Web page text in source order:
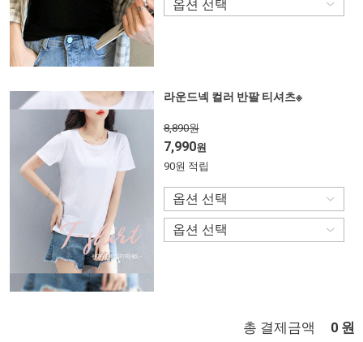
라운드넥 컬러 반팔 티셔츠※
8,890원
7,990원
90원 적립
총 결제금액 0 원